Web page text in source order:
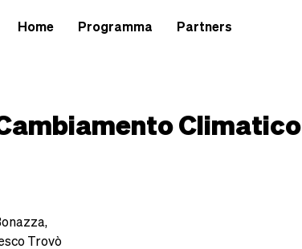
Home Programma Partners
Climatico
Trovò